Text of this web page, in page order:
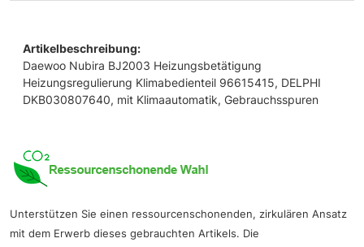
Artikelbeschreibung:
Daewoo Nubira BJ2003 Heizungsbetätigung
Heizungsregulierung Klimabedienteil 96615415, DELPHI
DKB030807640, mit Klimaautomatik, Gebrauchsspuren
Unterstützen Sie einen ressourcenschonenden, zirkulären Ansatz
mit dem Erwerb dieses gebrauchten Artikels. Die